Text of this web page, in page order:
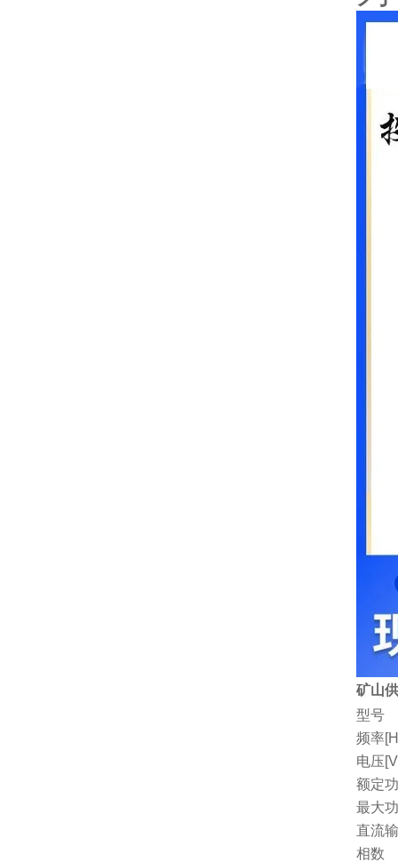
矿山
型号
频率
电压
额定
最大
直流
相数